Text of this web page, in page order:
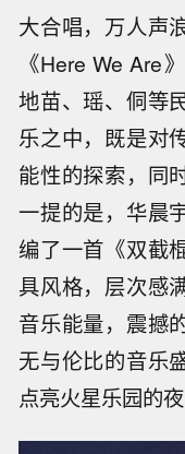
大合唱，万人声
《Here We Are
地苗、瑶、侗等
乐之中，既是对
能性的探索，同
一提的是，华晨
编了一首《双截
具风格，层次感
音乐能量，震撼
无与伦比的音乐
点亮火星乐园的